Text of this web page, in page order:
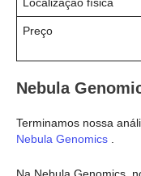
Localização física
Preço
Nebula
Terminamos nossa
Nebula Genomics .
Na Nebula Genomics,